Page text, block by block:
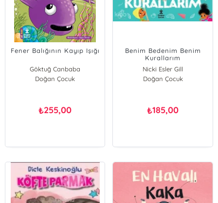
Fener Balığının Kayıp Işığı
Göktuğ Canbaba
Doğan Çocuk
₺255,00
Benim Bedenim Benim
Kurallarım
Nicki Esler Gill
Doğan Çocuk
₺185,00